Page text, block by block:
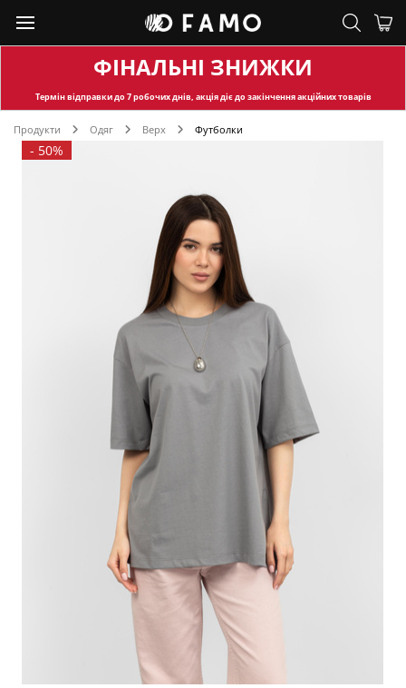
ФІНАЛЬНІ ЗНИЖКИ
Термін відправкидо 7 робочих днів, акція діє до закінчення акційних товарів
Продукти Одяг Верх Футболки
- 50%